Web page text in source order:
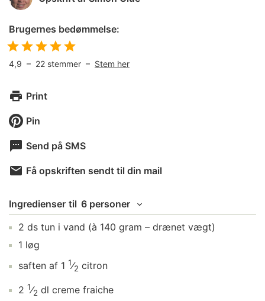
Brugernes bedømmelse:
4,9 – 22 stemmer – Stem her
Print
Pin
Send på SMS
Få opskriften sendt til din mail
Ingredienser til 6 personer
2 ds tun i vand (à 140 gram – drænet vægt)
1 løg
saften af 1 1⁄2 citron
2 1⁄2 dl creme fraiche